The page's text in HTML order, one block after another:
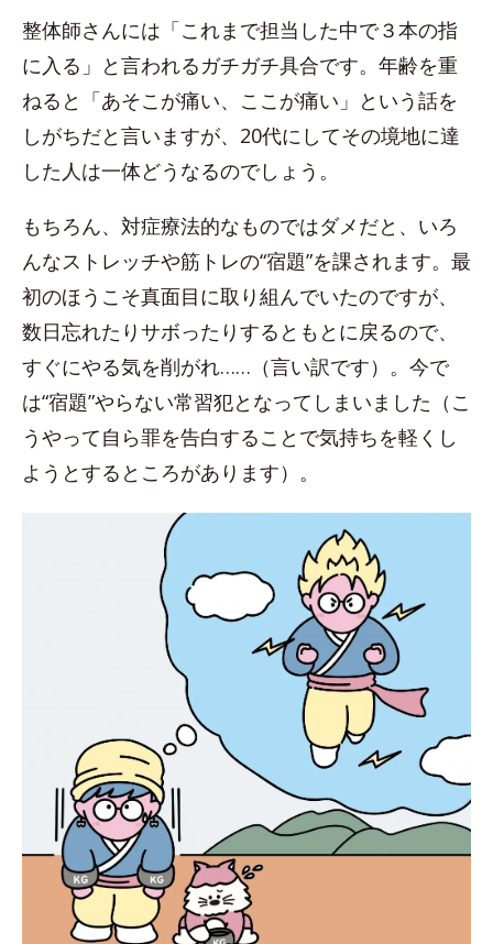
整体師さんには「これまで担当した中で３本の指
に入る」と言われるガチガチ具合です。年齢を重
ねると「あそこが痛い、ここが痛い」という話を
しがちだと言いますが、20代にしてその境地に達
した人は一体どうなるのでしょう。
もちろん、対症療法的なものではダメだと、いろ
んなストレッチや筋トレの“宿題”を課されます。最
初のほうこそ真面目に取り組んでいたのですが、
数日忘れたりサボったりするともとに戻るので、
すぐにやる気を削がれ……（言い訳です）。今で
は“宿題”やらない常習犯となってしまいました（こ
うやって自ら罪を告白することで気持ちを軽くし
ようとするところがあります）。